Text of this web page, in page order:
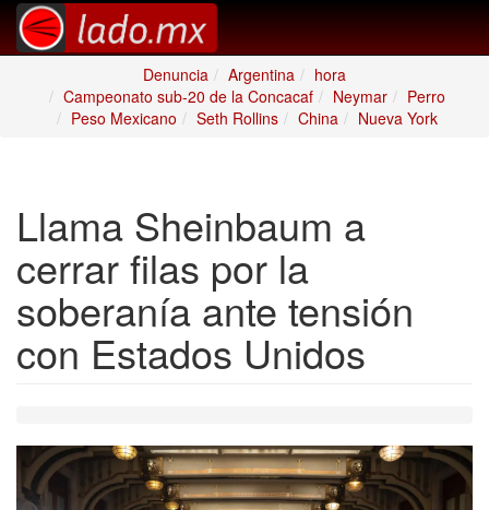
Denuncia Argentina
hora
Campeonato sub-20 de la Concacaf
Neymar
Perro
Peso Mexicano
Seth Rollins China Nueva York
Llama Sheinbaum a
cerrar filas por la
soberanía ante tensión
con Estados Unidos